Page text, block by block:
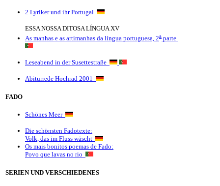
2 Lyriker und ihr Portugal
ESSA NOSSA DITOSA LÍNGUA XV
As manhas e as artimanhas da língua portuguesa, 2a parte
Leseabend in der Susettestraße
Abiturrede Hochrad 2001
FADO
Schönes Meer
Die schönsten Fadotexte:
Volk, das im Fluss wäscht
Os mais bonitos poemas de Fado:
Povo que lavas no rio
SERIEN UND VERSCHIEDENES